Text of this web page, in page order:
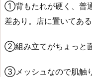
①背もたれが硬く、普
差あり。店に置いてあ
②組み立てがちょっと面
③メッシュなので肌触